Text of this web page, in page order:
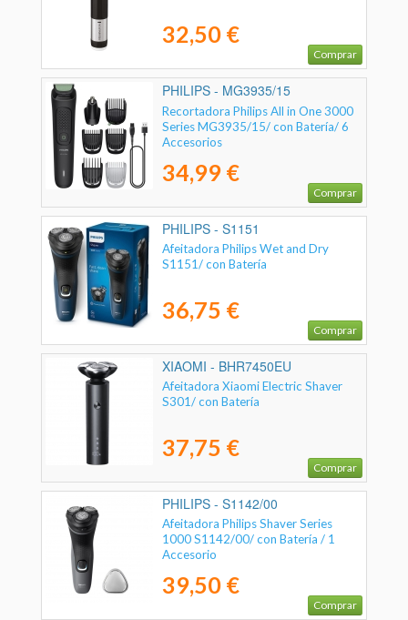
32,50 €
Comprar
PHILIPS - MG3935/15
Recortadora Philips All in One 3000
Series MG3935/15/ con Batería/ 6
Accesorios
34,99 €
Comprar
PHILIPS - S1151
Afeitadora Philips Wet and Dry
S1151/ con Batería
36,75 €
Comprar
XIAOMI - BHR7450EU
Afeitadora Xiaomi Electric Shaver
S301/ con Batería
37,75 €
Comprar
PHILIPS - S1142/00
Afeitadora Philips Shaver Series
1000 S1142/00/ con Batería / 1
Accesorio
39,50 €
Comprar